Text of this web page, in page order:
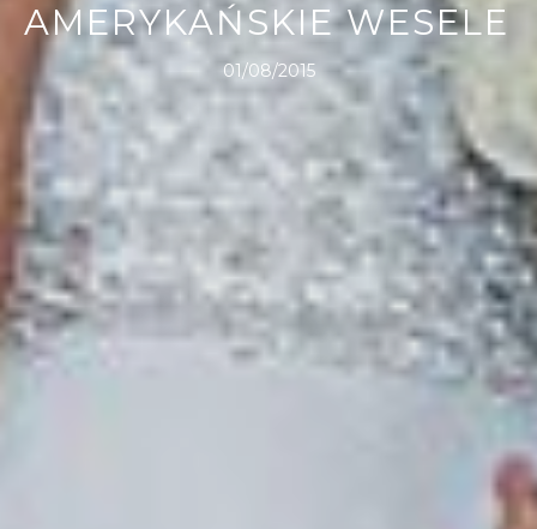
AMERYKAŃSKIE WESELE
01/08/2015